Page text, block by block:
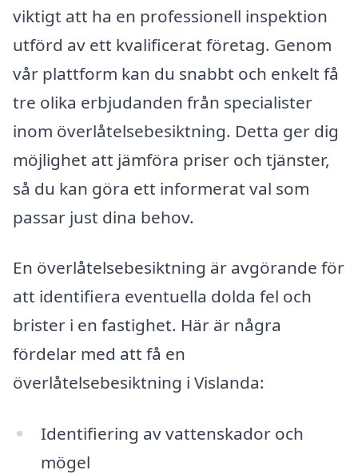
viktigt att ha en professionell inspektion
utförd av ett kvalificerat företag. Genom
vår plattform kan du snabbt och enkelt få
tre olika erbjudanden från specialister
inom överlåtelsebesiktning. Detta ger dig
möjlighet att jämföra priser och tjänster,
så du kan göra ett informerat val som
passar just dina behov.
En överlåtelsebesiktning är avgörande för
att identifiera eventuella dolda fel och
brister i en fastighet. Här är några
fördelar med att få en
överlåtelsebesiktning i Vislanda:
Identifiering av vattenskador och
mögel